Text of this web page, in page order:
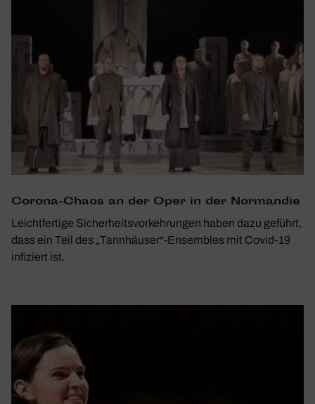
Corona-Chaos an der Oper in der Normandie
Leichtfertige Sicherheitsvorkehrungen haben dazu geführt,
dass ein Teil des „Tannhäuser“-Ensembles mit Covid-19
infiziert ist.